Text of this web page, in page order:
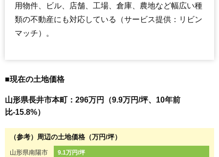
用物件、ビル、店舗、工場、倉庫、農地など幅広い種
類の不動産にも対応している（サービス提供：リビン
マッチ）。
■現在の土地価格
山形県長井市本町：296万円（9.9万円/坪、10年前
比-15.8%）
（参考）周辺の土地価格（万円/坪）
山形県南陽市 9.1万円/坪